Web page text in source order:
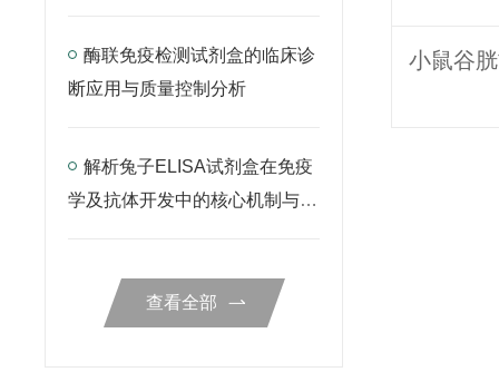
酶联免疫检测试剂盒的临床诊
断应用与质量控制分析
解析兔子ELISA试剂盒在免疫
学及抗体开发中的核心机制与检
查看全部